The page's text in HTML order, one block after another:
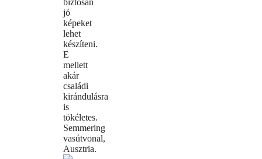
biztosan
jó
képeket
lehet
készíteni.
E
mellett
akár
családi
kirándulásra
is
tökéletes.
Semmering
vasútvonal,
Ausztria.